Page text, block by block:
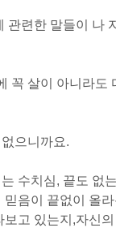
관련한 말들이 나
꼭 살이 아니라
으니까요.
수치심, 끝도 없
음이 끝없이 올
보고 있는지,자신